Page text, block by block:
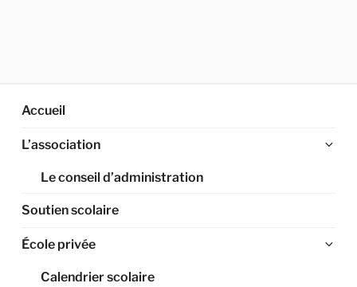
Accueil
L’association
Le conseil d’administration
Soutien scolaire
École privée
Calendrier scolaire